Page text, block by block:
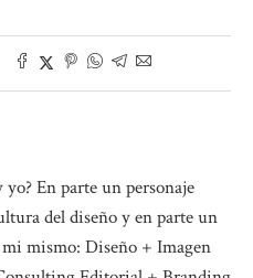
yo? En parte un personaje
del diseño y en parte un
mismo: Diseño + Imagen